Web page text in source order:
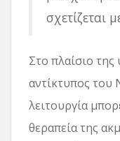
σχετίζεται
Στο πλαίσιο της
αντίκτυπος του
λειτουργία
θεραπεία της